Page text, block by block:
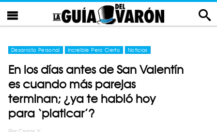
Desarrollo Personal Increíble Pero Cierto Noticias
En los días antes de San Valentín
es cuando más parejas
terminan; ¿ya te habló hoy
para ‘platicar’?